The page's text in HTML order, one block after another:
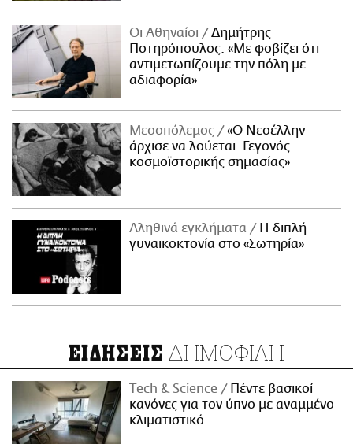
Οι Αθηναίοι
Δημήτρης
Ποτηρόπουλος: «Με φοβίζει ότι
αντιμετωπίζουμε την πόλη με
αδιαφορία»
Μεσοπόλεμος
«Ο Νεοέλλην
άρχισε να λούεται. Γεγονός
κοσμοϊστορικής σημασίας»
Αληθινά εγκλήματα
Η διπλή
γυναικοκτονία στο «Σωτηρία»
ΕΙΔΗΣΕΙΣ ΔΗΜΟΦΙΛΗ
Τech & Science
Πέντε βασικοί
κανόνες για τον ύπνο με αναμμένο
κλιματιστικό